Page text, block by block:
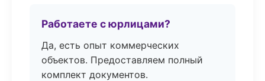
Работаете с юрлицами?
Да, есть опыт коммерческих
объектов. Предоставляем полный
комплект документов.